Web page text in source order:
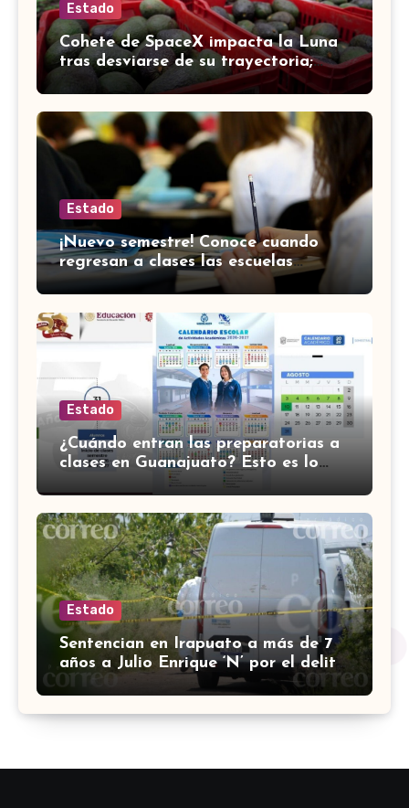
Estado
Cohete de SpaceX impacta la Luna
tras desviarse de su trayectoria;
científicos confirman el choque
Estado
¡Nuevo semestre! Conoce cuando
regresan a clases las escuelas
normales en Guanajuato
Estado
¿Cuándo entran las preparatorias a
clases en Guanajuato? Esto es lo
Estado
Sentencian en Irapuato a más de 7
años a Julio Enrique ‘N’ por el delito
de robo con violencia